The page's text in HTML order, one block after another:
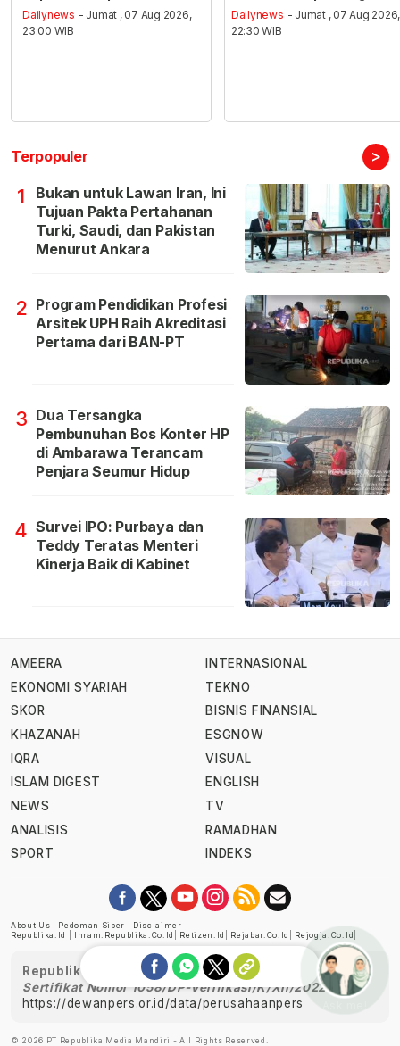
Dailynews - Jumat , 07 Aug 2026,
23:00 WIB
Dailynews - Jumat , 07 Aug 2026,
22:30 WIB
Terpopuler >
1
Bukan untuk Lawan Iran, Ini
Tujuan Pakta Pertahanan
Turki, Saudi, dan Pakistan
Menurut Ankara
2 Program Pendidikan Profesi
Arsitek UPH Raih Akreditasi
Pertama dari BAN-PT
3 Dua Tersangka
Pembunuhan Bos Konter HP
di Ambarawa Terancam
Penjara Seumur Hidup
4 Survei IPO: Purbaya dan
Teddy Teratas Menteri
Kinerja Baik di Kabinet
AMEERA
EKONOMI SYARIAH
SKOR
KHAZANAH
IQRA
ISLAM DIGEST
NEWS
ANALISIS
SPORT
INTERNASIONAL
TEKNO
BISNIS FINANSIAL
ESGNOW
VISUAL
ENGLISH
TV
RAMADHAN
INDEKS
About Us Pedoman Siber
Disclaimer
Republika.id
Ihram.republika.co.id Retizen.id Rejabar.co.id Rejogja.co.id
Republika telah diverifikasi oleh Dewan Pers
Sertifikat Nomor 1058/DP-Verifikasi/K/XII/2022
https://dewanpers.or.id/data/perusahaanpers
© 2026 PT Republika Media Mandiri - All Rights Reserved.